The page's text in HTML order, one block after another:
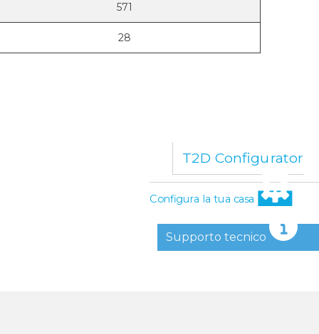
571
28
Supporto tecnico
T2D Configurator
Configura la tua casa